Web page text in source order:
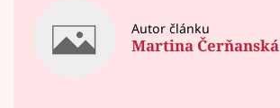
Autor článku
Martina Čerňanská